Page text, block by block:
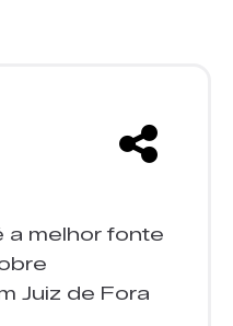
a melhor fonte
Juiz de Fora